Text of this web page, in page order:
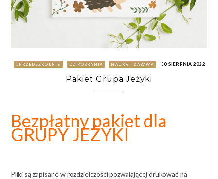
#PRZEDSZKOLNIE DO POBRANIA NAUKA I ZABAWA 30 SIERPNIA 2022
Pakiet Grupa Jeżyki
Bezpłatny pakiet dla
GRUPY JEŻYKI
Pliki są zapisane w rozdzielczości pozwalającej drukować na